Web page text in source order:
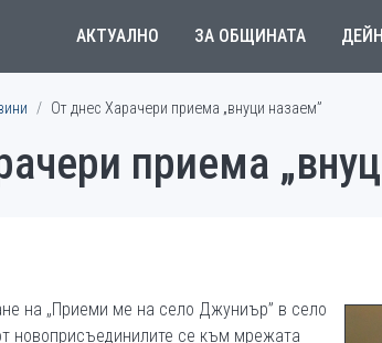
АКТУАЛНО ЗА ОБЩИНАТА
От днес Харачери приема „внуци назаем”
приема
на „Приеми ме на село Джуниър” в село
новоприсъединилите се към мрежата